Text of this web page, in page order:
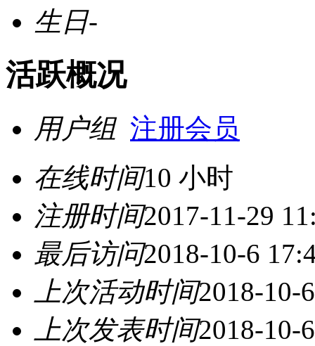
生日-
活跃概况
用户组 注册会员
在线时间10 小时
注册时间2017-11-29
最后访问2018-10-6
上次活动时间2018-10-
上次发表时间2018-10-